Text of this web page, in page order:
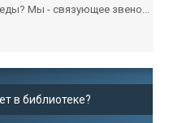
Мы - связующее звено...
в библиотеке?